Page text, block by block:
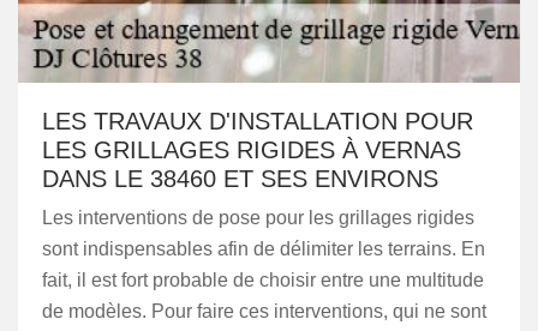
LES TRAVAUX D'INSTALLATION POUR
LES GRILLAGES RIGIDES À VERNAS
DANS LE 38460 ET SES ENVIRONS
Les interventions de pose pour les grillages rigides
sont indispensables afin de délimiter les terrains. En
fait, il est fort probable de choisir entre une multitude
de modèles. Pour faire ces interventions, qui ne sont